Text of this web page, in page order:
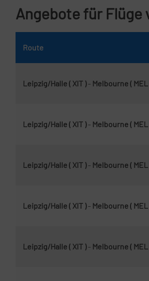
Angebote für Flüge
Route
Leipzig/Halle ( XIT )- Melbourne ( MEL
Leipzig/Halle ( XIT )- Melbourne ( MEL
Leipzig/Halle ( XIT )- Melbourne ( MEL
Leipzig/Halle ( XIT )- Melbourne ( MEL
Leipzig/Halle ( XIT )- Melbourne ( MEL